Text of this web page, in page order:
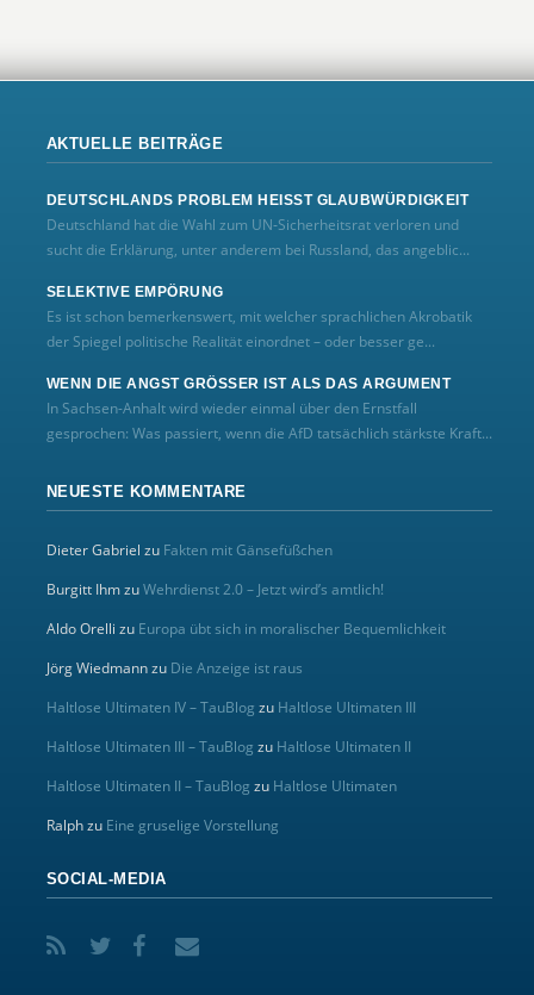
AKTUELLE BEITRÄGE
DEUTSCHLANDS PROBLEM HEISST GLAUBWÜRDIGKEIT
Deutschland hat die Wahl zum UN‑Sicherheitsrat verloren und
sucht die Erklärung, unter anderem bei Russland, das angeblic...
SELEKTIVE EMPÖRUNG
Es ist schon bemerkenswert, mit welcher sprachlichen Akrobatik
der Spiegel politische Realität einordnet – oder besser ge...
WENN DIE ANGST GRÖSSER IST ALS DAS ARGUMENT
In Sachsen-Anhalt wird wieder einmal über den Ernstfall
gesprochen: Was passiert, wenn die AfD tatsächlich stärkste Kraft...
NEUESTE KOMMENTARE
Dieter Gabriel zu Fakten mit Gänsefüßchen
Burgitt IhmzuWehrdienst 2.0 – Jetzt wird’s amtlich!
Aldo Orelli zu Europa übt sich in moralischer Bequemlichkeit
Jörg Wiedmannzu Die Anzeige ist raus
Haltlose Ultimaten IV – TauBlog zu Haltlose Ultimaten III
Haltlose Ultimaten III – TauBlog zu Haltlose Ultimaten II
Haltlose Ultimaten II – TauBlog zu Haltlose Ultimaten
Ralphzu Eine gruselige Vorstellung
SOCIAL-MEDIA